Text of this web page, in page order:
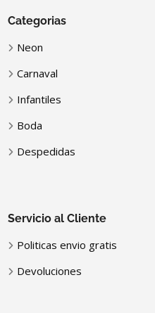
Categorias
Neon
Carnaval
Infantiles
Boda
Despedidas
Servicio al Cliente
Politicas envio gratis
Devoluciones